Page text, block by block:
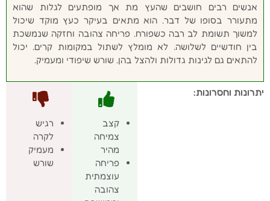
אנשים רבים חושבים שהעץ מת אך מופתעים לגלות שהוא
מתעורר בסופו של דבר. הוא מתאים בעיקר כעץ מוקד שיכול
למשוך תשומת לב רבה כשפורח. פריחה צהובה וחזקה שנמשכת
בין חודשיים לשלושה. לא מומלץ לשתול במקומות קרים. יכול
להתאים גם לגינות גדולות ולהצל בהן. שורש שיפודי ומעמיק.
יתרונות וחסרונות:
קצב
צמיחה
מהיר
פריחה
עוצמתית
צהובה
רגיש
לקרה
מעמיק
שורש